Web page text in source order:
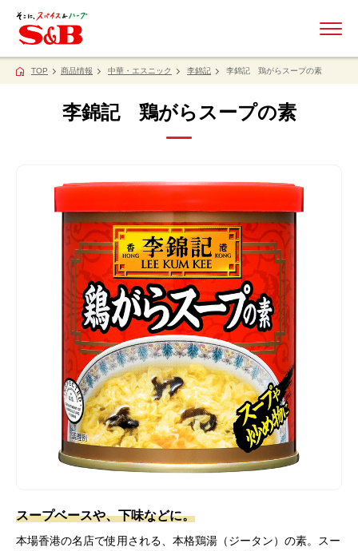
TOP 商品情報 中華・エスニック 李錦記 李錦記 鶏がらスープの素
李錦記 鶏がらスープの素
スープベースや、下味などに。
本場香港の名店で使用される、本格鶏湯（ジータン）の素。スー